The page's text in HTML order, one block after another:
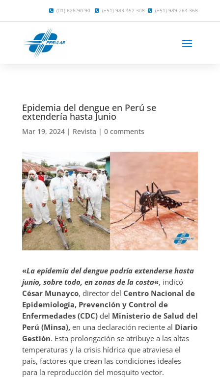
(01) 626-90-90 (+51) 983 452 308 (+51) 989 264 368
Epidemia del dengue en Perú se
extendería hasta Junio
Mar 19, 2024| Revista | 0 comments
«La epidemia del dengue podría extenderse hasta
junio, sobre todo, en zonas de la costa«, indicó
César Munayco, director del Centro Nacional de
Epidemiología, Prevención y Control de
Enfermedades (CDC)del Ministerio de Salud del
Perú (Minsa),en una declaración reciente al Diario
Gestión. Esta prolongación se atribuye a las altas
temperaturas y la crisis hídrica que atraviesa el
país, factores que crean las condiciones ideales
para la reproducción del mosquito vector.